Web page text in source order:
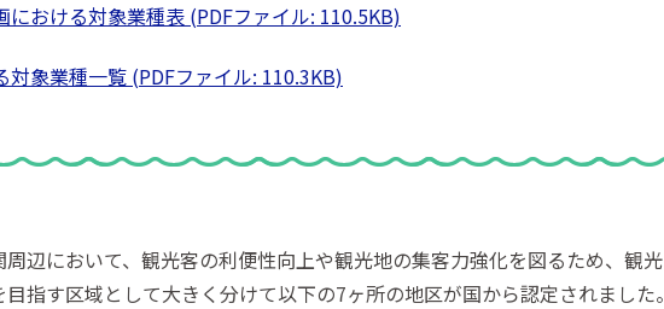
における対象業種表 (PDFファイル: 110.5KB)
対象業種一覧 (PDFファイル: 110.3KB)
辺において、観光客の利便性向上や観光地の集客力強化を図るため、観光
指す区域として大きく分けて以下の7ヶ所の地区が国から認定されました。